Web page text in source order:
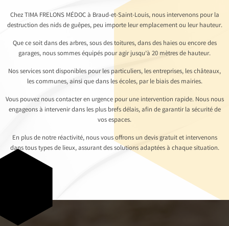
Chez TIMA FRELONS MÉDOC à Braud-et-Saint-Louis, nous intervenons pour la
destruction des nids de guêpes, peu importe leur emplacement ou leur hauteur.
Que ce soit dans des arbres, sous des toitures, dans des haies ou encore des
garages, nous sommes équipés pour agir jusqu’à 20 mètres de hauteur.
Nos services sont disponibles pour les particuliers, les entreprises, les châteaux,
les communes, ainsi que dans les écoles, par le biais des mairies.
Vous pouvez nous contacter en urgence pour une intervention rapide. Nous nous
engageons à intervenir dans les plus brefs délais, afin de garantir la sécurité de
vos espaces.
En plus de notre réactivité, nous vous offrons un devis gratuit et intervenons
dans tous types de lieux, assurant des solutions adaptées à chaque situation.